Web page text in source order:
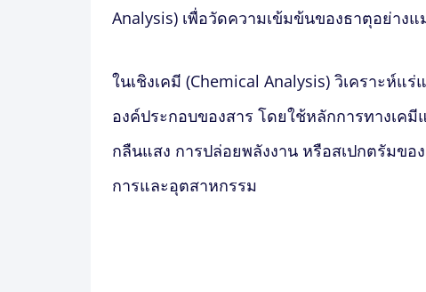
Analysis) เพื่อวัดความเข้มข้นของธาตุอย่างแ
ในเชิงเคมี (Chemical Analysis) วิเคราะห์แร่
องค์ประกอบของสาร โดยใช้หลักการทางเค
กลืนแสง การปล่อยพลังงาน หรือสเปกตรัมข
การและอุตสาหกรรม